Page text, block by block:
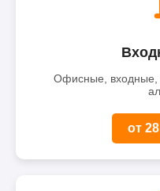
Офисные, входные,
от